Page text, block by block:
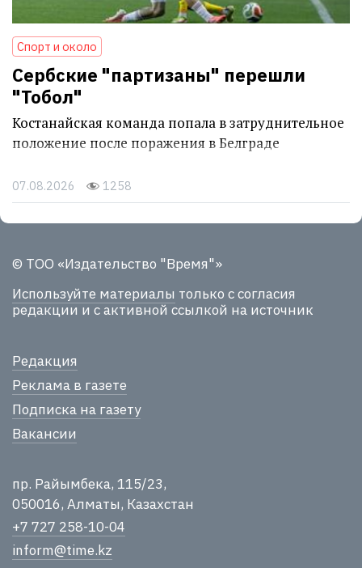
Спорт и около
Сербские "партизаны" перешли
"Тобол"
Костанайская команда попала в затруднительное
положение после поражения в Белграде
07.08.2026 1258
© ТОО «Издательство "Время"»
Используйте материалы только с согласия
редакции и с активной ссылкой на источник
Редакция
Реклама в газете
Подписка на газету
Вакансии
пр. Райымбека, 115/23,
050016, Алматы, Казахстан
+7 727 258-10-04
inform@time.kz